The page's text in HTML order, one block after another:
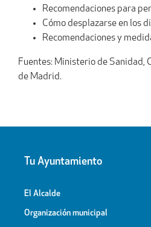
Recomendaciones para
Cómo desplazarse en los
Recomendaciones y
Fuentes: Ministerio de Sanidad,
de Madrid.
Tu Ayuntamiento
El Alcalde
Organización municipal